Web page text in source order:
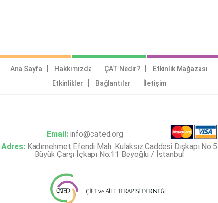
Ana Sayfa Hakkımızda ÇAT Nedir?
Etkinlik Mağazası
Etkinlikler
Bağlantılar İletişim
Email: info@cated.org
Adres: Kadımehmet Efendi Mah. Kulaksız Caddesi Dışkapı No:5
Büyük Çarşı İçkapı No:11 Beyoğlu / İstanbul